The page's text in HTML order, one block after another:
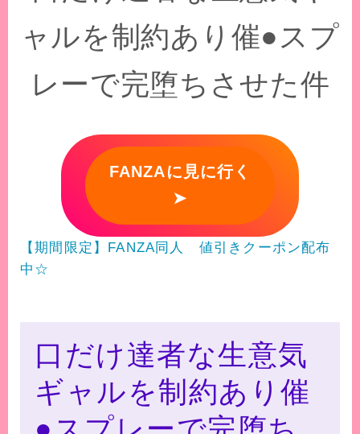
ャルを制約あり催●スプ
レーで完堕ちさせた件
FANZAに見に行く
➤
【期間限定】FANZA同人 値引きクーポン配布
中☆
口だけ達者な生意気
ギャルを制約あり催